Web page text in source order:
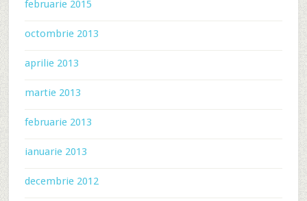
februarie 2015
octombrie 2013
aprilie 2013
martie 2013
februarie 2013
ianuarie 2013
decembrie 2012